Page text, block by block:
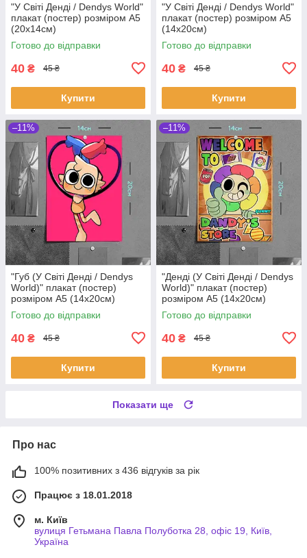
"У Світі Денді / Dendys World"
плакат (постер) розміром А5
(20х14см)
Готово до відправки
40 ₴ 45 ₴
Купити
"У Світі Денді / Dendys World"
плакат (постер) розміром А5
(14х20см)
Готово до відправки
40 ₴ 45 ₴
Купити
–11%
"Губ (У Світі Денді / Dendys
World)" плакат (постер)
розміром А5 (14х20см)
Готово до відправки
40 ₴ 45 ₴
Купити
–11%
"Денді (У Світі Денді / Dendys
World)" плакат (постер)
розміром А5 (14х20см)
Готово до відправки
40 ₴ 45 ₴
Купити
Показати ще
Про нас
100% позитивних з 436 відгуків за рік
Працює з 18.01.2018
м. Київ
вулиця Гетьмана Павла Полуботка 28, офіс 19, Київ,
Україна